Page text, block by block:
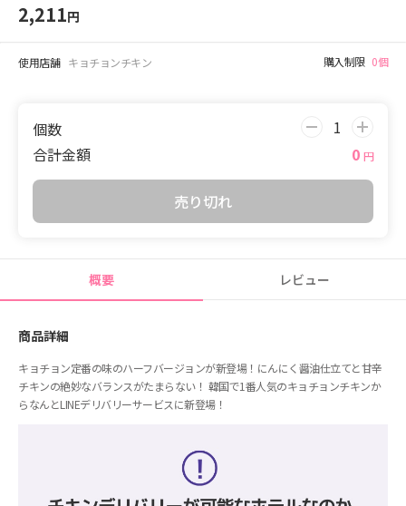
2,211円
使用店舗 キョチョンチキン 0個
購入制限
個数
合計金額
0 円
概要 レビュー
商品詳細
キョチョン定番の味のハーフバージョンが新登場！にんにく醤油仕立てと甘辛
チキンの絶妙なバランスがたまらない！ 韓国で1番人気のキョチョンチキンか
らなんとLINEデリバリーサービスに新登場！